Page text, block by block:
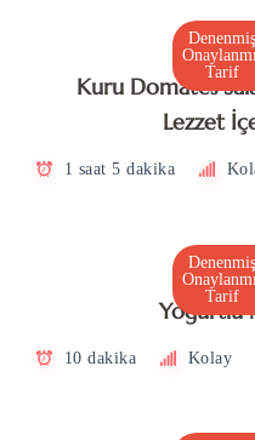
Denenmiş
Tarif
Kuru Domates
Lezzet
1 saat 5 dakika
Denenmiş
Tarif
Yoğurtlu
10 dakika Kolay